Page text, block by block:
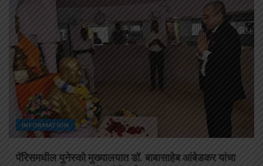
INFORMATION
पॅरिसमधील युनेस्को मुख्यालयात डॉ. बाबासाहेब आंबेडकर यांचा